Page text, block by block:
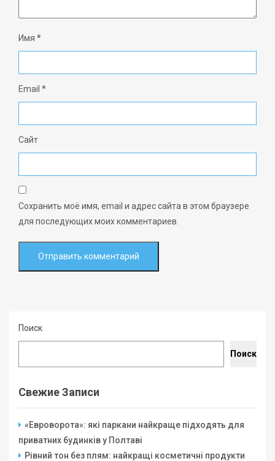
Имя *
Email *
Сайт
Сохранить моё имя, email и адрес сайта в этом браузере
для последующих моих комментариев.
Поиск
Поиск
Свежие Записи
«Евроворота»: які паркани найкраще підходять для
приватних будинків у Полтаві
Рівний тон без плям: найкращі косметичні продукти